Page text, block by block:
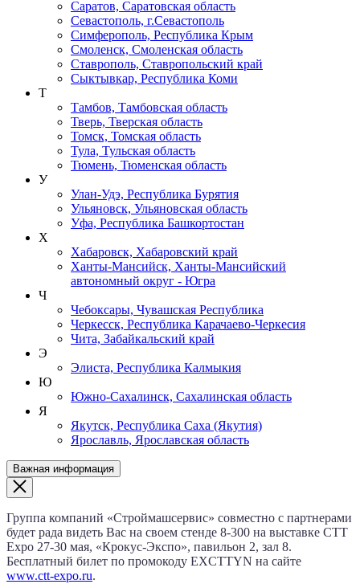
Саратов, Саратовская область
Севастополь, г.Севастополь
Симферополь, Республика Крым
Смоленск, Смоленская область
Ставрополь, Ставропольский край
Сыктывкар, Республика Коми
Т
Тамбов, Тамбовская область
Тверь, Тверская область
Томск, Томская область
Тула, Тульская область
Тюмень, Тюменская область
У
Улан-Удэ, Республика Бурятия
Ульяновск, Ульяновская область
Уфа, Республика Башкортостан
Х
Хабаровск, Хабаровский край
Ханты-Мансийск, Ханты-Мансийский
автономный округ - Югра
Ч
Чебоксары, Чувашская Республика
Черкесск, Республика Карачаево-Черкесия
Чита, Забайкальский край
Э
Элиста, Республика Калмыкия
Ю
Южно-Сахалинск, Сахалинская область
Я
Якутск, Республика Саха (Якутия)
Ярославль, Ярославская область
Важная информация
Группа компаний «Строймашсервис» совместно с партнерами
будет рада видеть Вас на своем стенде 8‑300 на выставке CTT
Expo 27‑30 мая, «Крокус‑Экспо», павильон 2, зал 8.
Бесплатный билет по промокоду EXCTTYN на сайте
www.сtt-expo.ru.